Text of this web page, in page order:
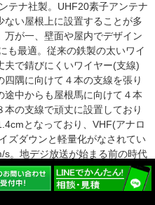
テナ社製。UHF20素子アンテナ
い屋根上に設置することが多
が一、壁面や屋内でデザイン
も最適。従来の鉄製の太いワイ
夫で錆びにくいワイヤー(支線)
隅に向けて４本の支線を張り
中からも屋根馬に向けて４本
の支線で頑丈に設置しており
となっており、VHF(アナロ
ズダウンと軽量化がなされてい
s。地デジ放送が始まる前の時代
災害に強くなっていると言える
地デジアンテナでございます。